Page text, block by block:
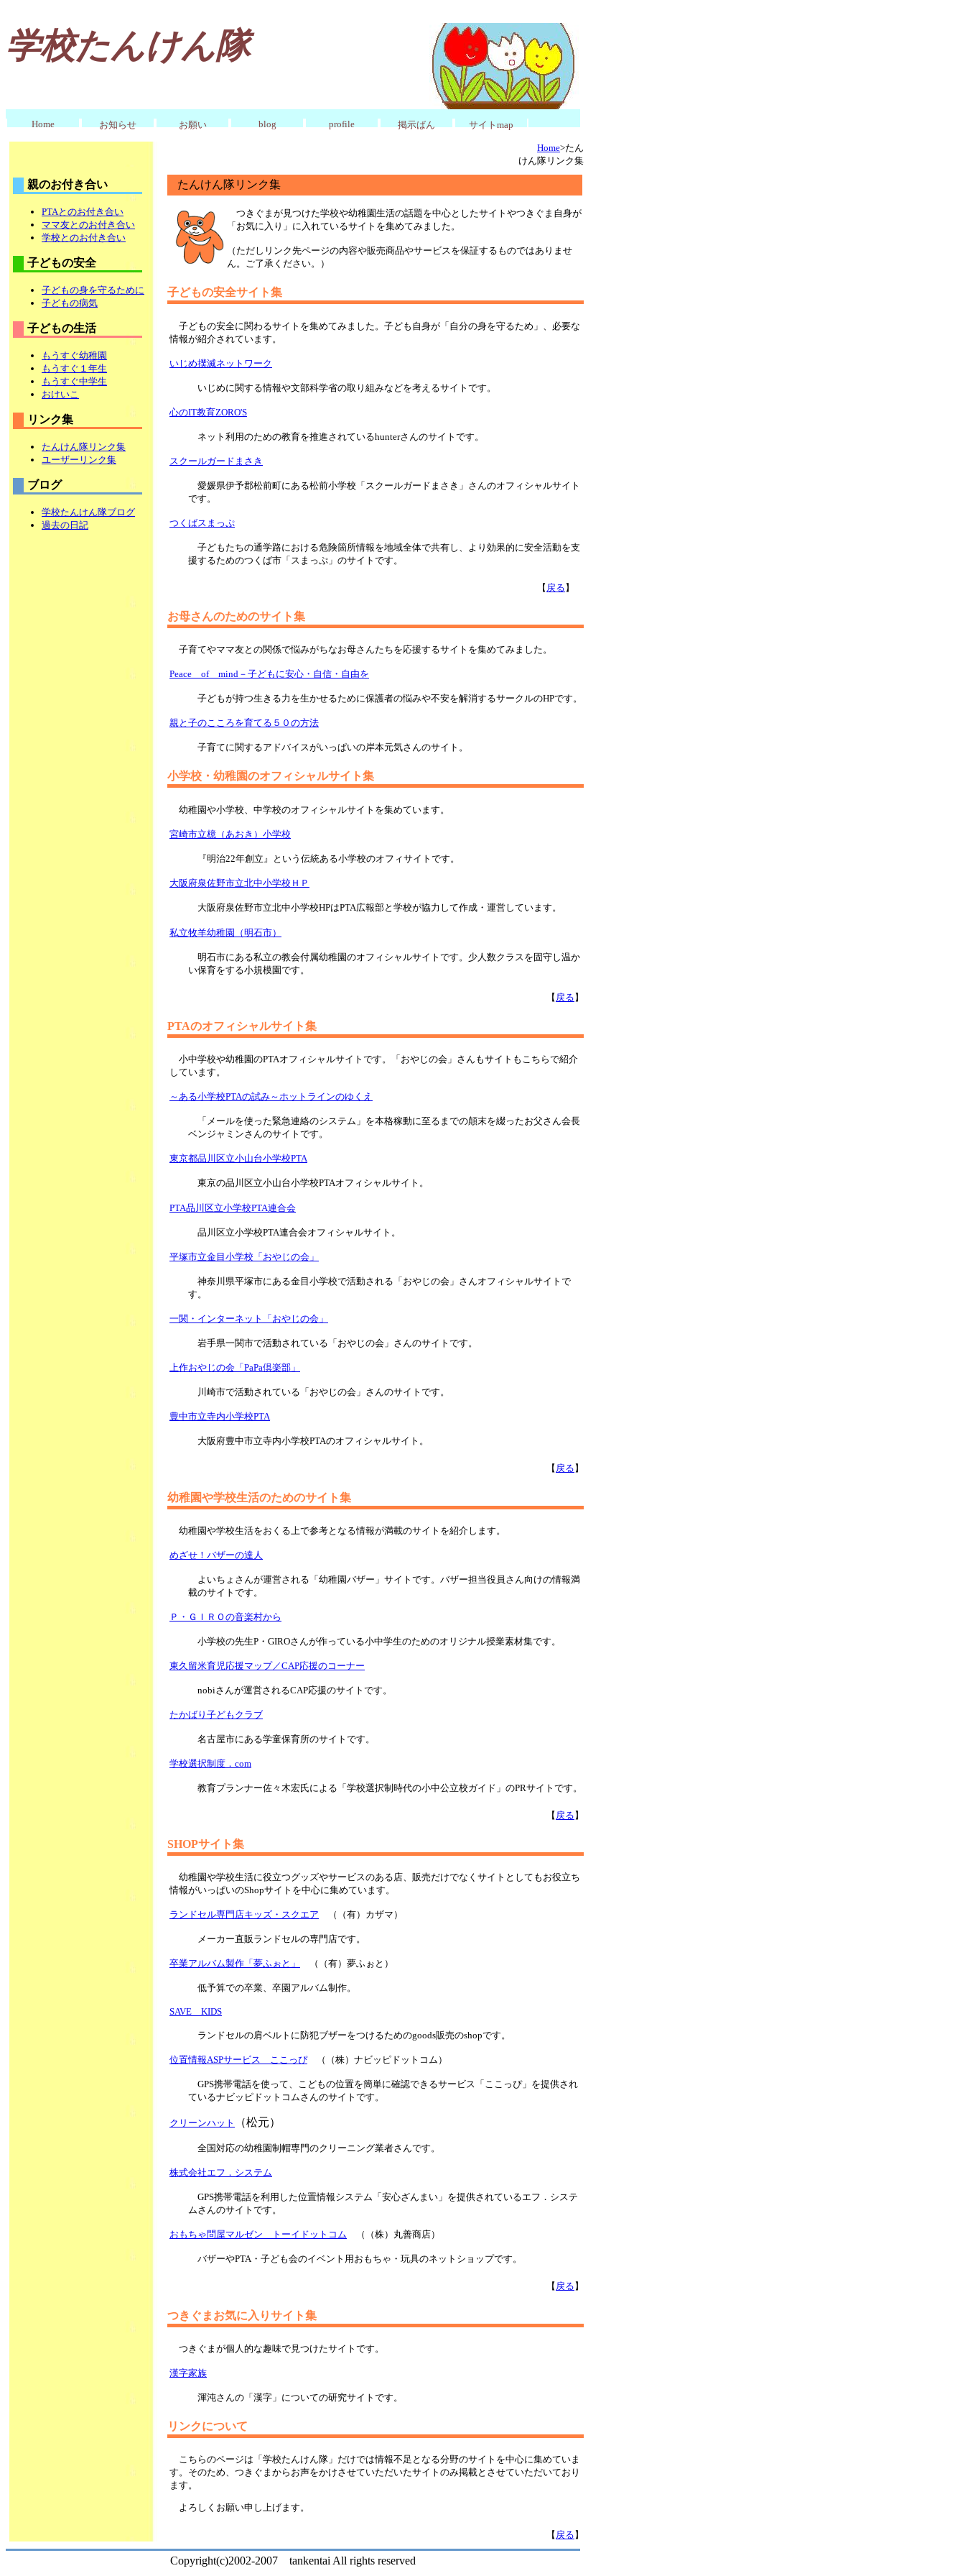
学校たんけん隊
Home お知らせ お願い blog profile 掲示ばん サイトmap
親のお付き合い
PTAとのお付き合い
ママ友とのお付き合い
学校とのお付き合い
子どもの安全
子どもの身を守るために
子どもの病気
子どもの生活
もうすぐ幼稚園
もうすぐ１年生
もうすぐ中学生
おけいこ
リンク集
たんけん隊リンク集
ユーザーリンク集
ブログ
学校たんけん隊ブログ
過去の日記
Home>たん
けん隊リンク集
たんけん隊リンク集
つきぐまが見つけた学校や幼稚園生活の話題を中心としたサイトやつきぐま自身が
「お気に入り」に入れているサイトを集めてみました。
（ただしリンク先ページの内容や販売商品やサービスを保証するものではありませ
ん。ご了承ください。）
子どもの安全サイト集
子どもの安全に関わるサイトを集めてみました。子ども自身が「自分の身を守るため」、必要な
情報が紹介されています。
いじめ撲滅ネットワーク
いじめに関する情報や文部科学省の取り組みなどを考えるサイトです。
心のIT教育ZORO'S
ネット利用のための教育を推進されているhunterさんのサイトです。
スクールガードまさき
愛媛県伊予郡松前町にある松前小学校「スクールガードまさき」さんのオフィシャルサイト
です。
つくばスまっぷ
子どもたちの通学路における危険箇所情報を地域全体で共有し、より効果的に安全活動を支
援するためのつくば市「スまっぷ」のサイトです。
【 戻る】
お母さんのためのサイト集
子育てやママ友との関係で悩みがちなお母さんたちを応援するサイトを集めてみました。
Peace of mind－子どもに安心・自信・自由を
子どもが持つ生きる力を生かせるために保護者の悩みや不安を解消するサークルのHPです。
親と子のこころを育てる５０の方法
子育てに関するアドバイスがいっぱいの岸本元気さんのサイト。
小学校・幼稚園のオフィシャルサイト集
幼稚園や小学校、中学校のオフィシャルサイトを集めています。
宮崎市立檍（あおき）小学校
『明治22年創立』という伝統ある小学校のオフィサイトです。
大阪府泉佐野市立北中小学校ＨＰ
大阪府泉佐野市立北中小学校HPはPTA広報部と学校が協力して作成・運営しています。
私立牧羊幼稚園（明石市）
明石市にある私立の教会付属幼稚園のオフィシャルサイトです。少人数クラスを固守し温か
い保育をする小規模園です。
【 戻る 】
PTAのオフィシャルサイト集
小中学校や幼稚園のPTAオフィシャルサイトです。「おやじの会」さんもサイトもこちらで紹介
しています。
～ある小学校PTAの試み～ホットラインのゆくえ
「メールを使った緊急連絡のシステム」を本格稼動に至るまでの顛末を綴ったお父さん会長
ベンジャミンさんのサイトです。
東京都品川区立小山台小学校PTA
東京の品川区立小山台小学校PTAオフィシャルサイト。
PTA品川区立小学校PTA連合会
品川区立小学校PTA連合会オフィシャルサイト。
平塚市立金目小学校「おやじの会」
神奈川県平塚市にある金目小学校で活動される「おやじの会」さんオフィシャルサイトで
す。
一関・インターネット「おやじの会」
岩手県一関市で活動されている「おやじの会」さんのサイトです。
上作おやじの会「PaPa倶楽部」
川崎市で活動されている「おやじの会」さんのサイトです。
豊中市立寺内小学校PTA
大阪府豊中市立寺内小学校PTAのオフィシャルサイト。
【 戻る 】
幼稚園や学校生活のためのサイト集
幼稚園や学校生活をおくる上で参考となる情報が満載のサイトを紹介します。
めざせ！バザーの達人
よいちょさんが運営される「幼稚園バザー」サイトです。バザー担当役員さん向けの情報満
載のサイトです。
Ｐ・ＧＩＲＯの音楽村から
小学校の先生P・GIROさんが作っている小中学生のためのオリジナル授業素材集です。
東久留米育児応援マップ／CAP応援のコーナー
nobiさんが運営されるCAP応援のサイトです。
たかばり子どもクラブ
名古屋市にある学童保育所のサイトです。
学校選択制度．com
教育プランナー佐々木宏氏による「学校選択制時代の小中公立校ガイド」のPRサイトです。
【 戻る 】
SHOPサイト集
幼稚園や学校生活に役立つグッズやサービスのある店、販売だけでなくサイトとしてもお役立ち
情報がいっぱいのShopサイトを中心に集めています。
ランドセル専門店キッズ・スクエア （（有）カザマ）
メーカー直販ランドセルの専門店です。
卒業アルバム製作「夢ふぉと」 （（有）夢ふぉと）
低予算での卒業、卒園アルバム制作。
SAVE KIDS
ランドセルの肩ベルトに防犯ブザーをつけるためのgoods販売のshopです。
位置情報ASPサービス ここっぴ （（株）ナビッピドットコム）
GPS携帯電話を使って、こどもの位置を簡単に確認できるサービス「ここっぴ」を提供され
ているナビッピドットコムさんのサイトです。
クリーンハット （松元）
全国対応の幼稚園制帽専門のクリーニング業者さんです。
株式会社エフ．システム
GPS携帯電話を利用した位置情報システム「安心ざんまい」を提供されているエフ．システ
ムさんのサイトです。
おもちゃ問屋マルゼン トーイドットコム （（株）丸善商店）
バザーやPTA・子ども会のイベント用おもちゃ・玩具のネットショップです。
【 戻る 】
つきぐまお気に入りサイト集
つきぐまが個人的な趣味で見つけたサイトです。
漢字家族
渾沌さんの「漢字」についての研究サイトです。
リンクについて
こちらのページは「学校たんけん隊」だけでは情報不足となる分野のサイトを中心に集めていま
す。そのため、つきぐまからお声をかけさせていただいたサイトのみ掲載とさせていただいており
ます。
よろしくお願い申し上げます。
【 戻る 】
Copyright(c)2002-2007 tankentai All rights reserved